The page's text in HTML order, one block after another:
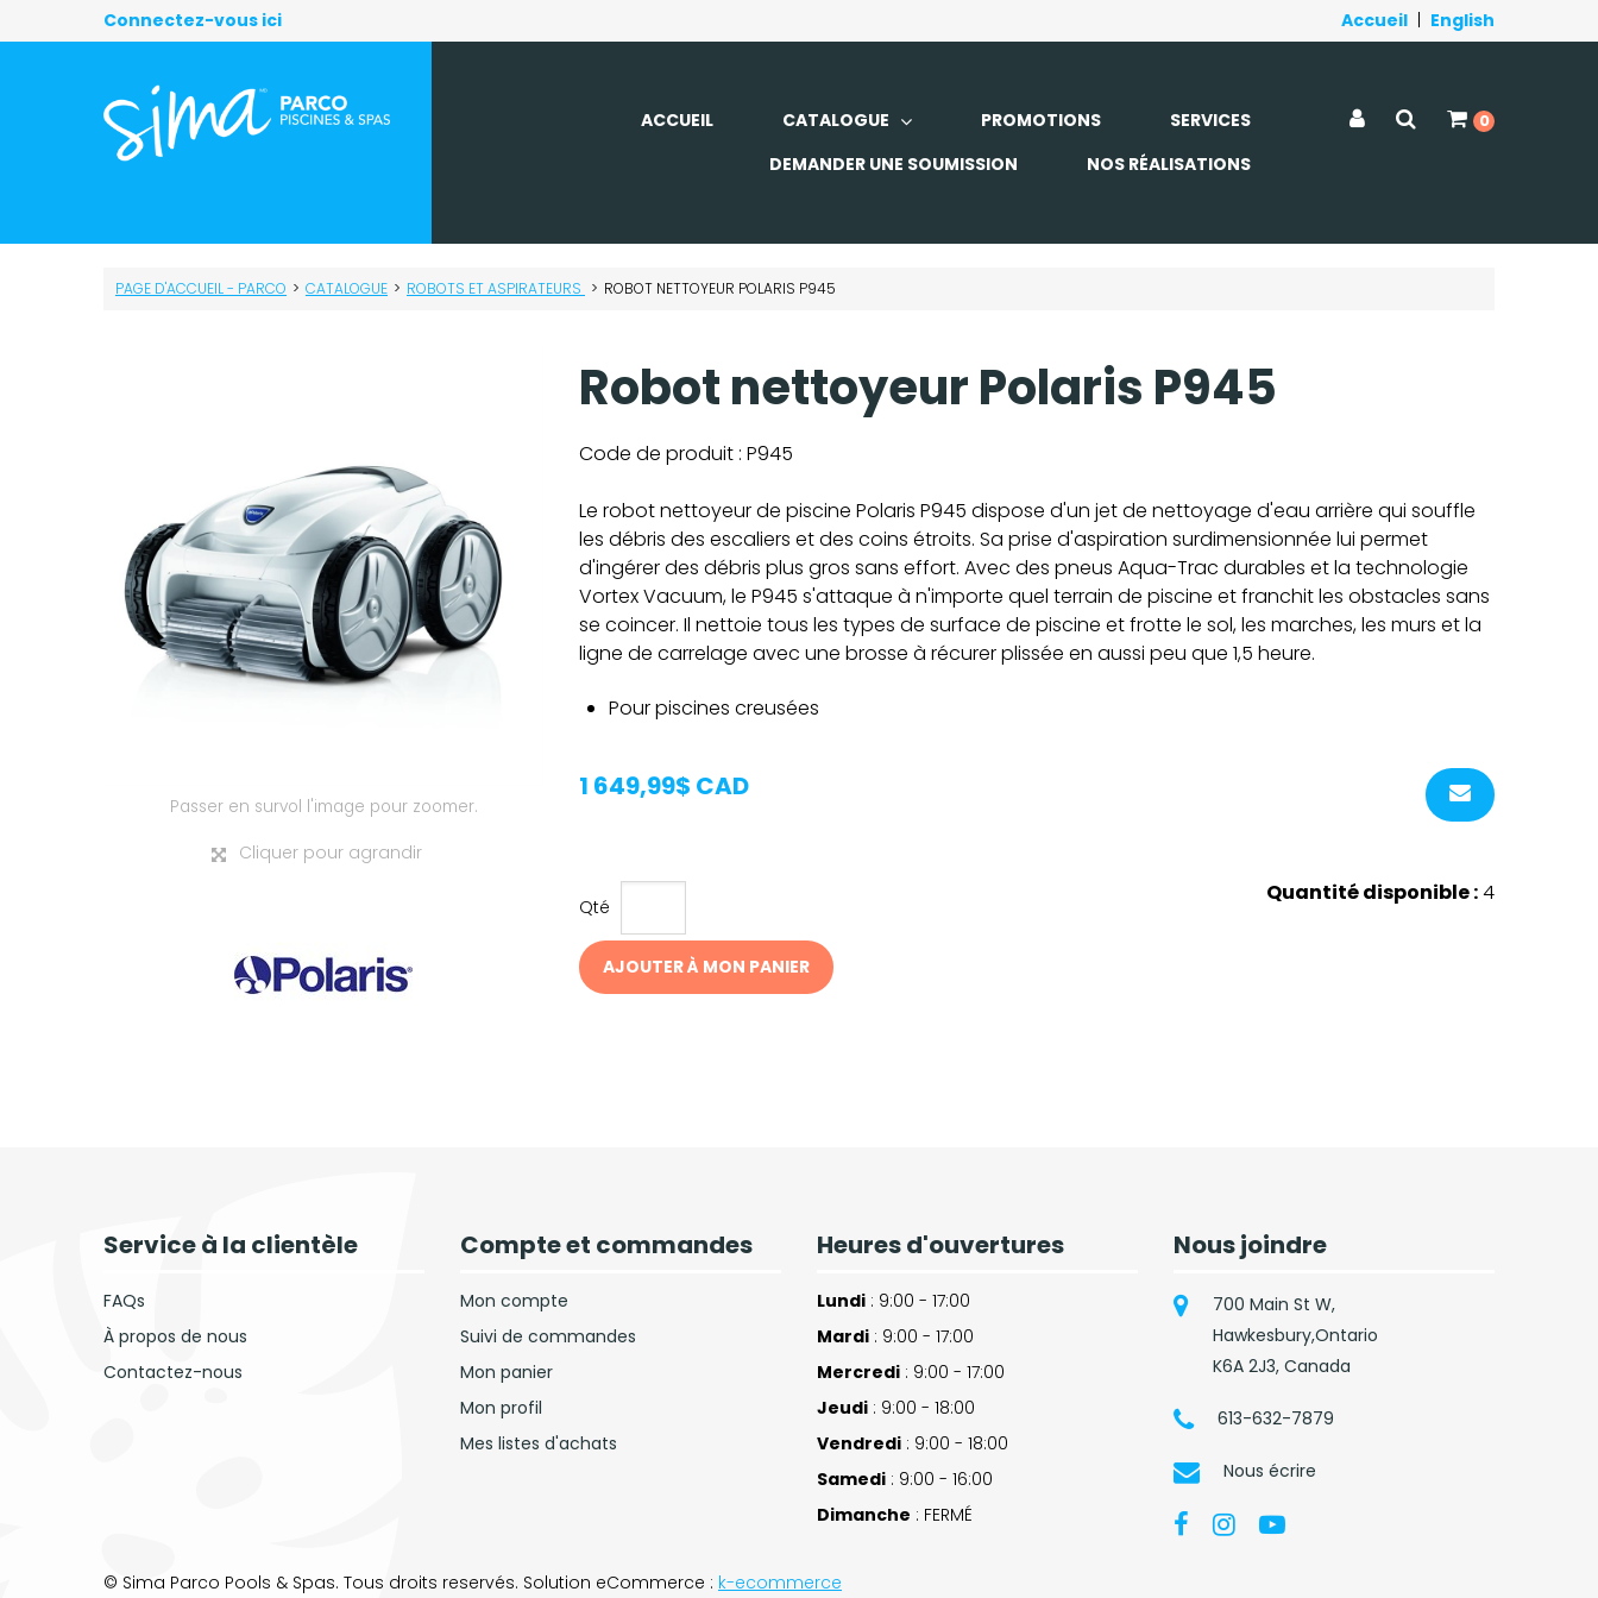
Connectez-vous ici Accueil English
ACCUEIL CATALOGUE PROMOTIONS
SERVICES
DEMANDER UNE SOUMISSION
NOS RÉALISATIONS
0
PAGE D'ACCUEIL - PARCO > CATALOGUE > ROBOTS ET ASPIRATEURS > ROBOT NETTOYEUR POLARIS P945
Passer en survol l'image pour zoomer.
Cliquer pour agrandir
Robot nettoyeur Polaris P945
Code de produit : P945
Le robot nettoyeur de piscine Polaris P945 dispose d'un jet de nettoyage d'eau arrière qui souffle
les débris des escaliers et des coins étroits. Sa prise d'aspiration surdimensionnée lui permet
d'ingérer des débris plus gros sans effort. Avec des pneus Aqua-Trac durables et la technologie
Vortex Vacuum, le P945 s'attaque à n'importe quel terrain de piscine et franchit les obstacles sans
se coincer. Il nettoie tous les types de surface de piscine et frotte le sol, les marches, les murs et la
ligne de carrelage avec une brosse à récurer plissée en aussi peu que 1,5 heure.
Pour piscines creusées
1 649,99$ CAD
Qté
AJOUTER À MON PANIER
Quantité disponible :4
Service à la clientèle
FAQs
À propos de nous
Contactez-nous
Compte et commandes
Mon compte
Suivi de commandes
Mon panier
Mon profil
Mes listes d'achats
Heures d'ouvertures
Lundi : 9:00 - 17:00
Mardi : 9:00 - 17:00
Mercredi : 9:00 - 17:00
Jeudi : 9:00 - 18:00
Vendredi : 9:00 - 18:00
Samedi : 9:00 - 16:00
Dimanche : FERMÉ
Nous joindre
700 Main St W,
Hawkesbury,Ontario
K6A 2J3, Canada
613-632-7879
Nous écrire
© Sima Parco Pools & Spas. Tous droits reservés. Solution eCommerce : k-ecommerce